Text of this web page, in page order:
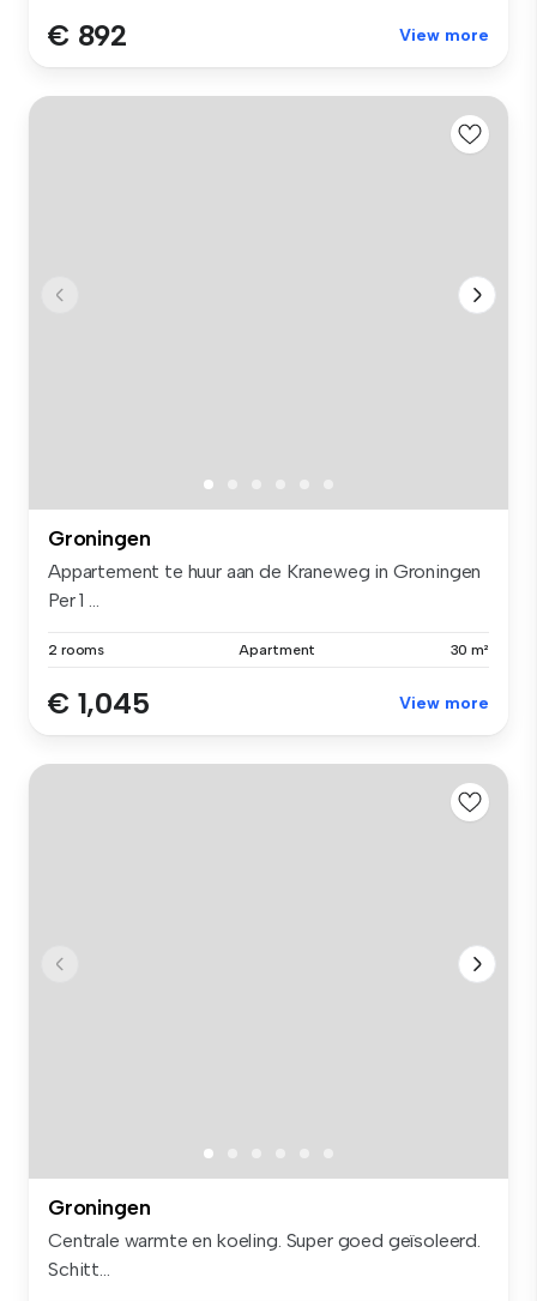
€ 892 View more
Groningen
Appartement te huur aan de Kraneweg in Groningen
Per 1 ...
2 rooms Apartment 30 m²
€ 1,045 View more
Groningen
Centrale warmte en koeling. Super goed geïsoleerd.
Schitt...